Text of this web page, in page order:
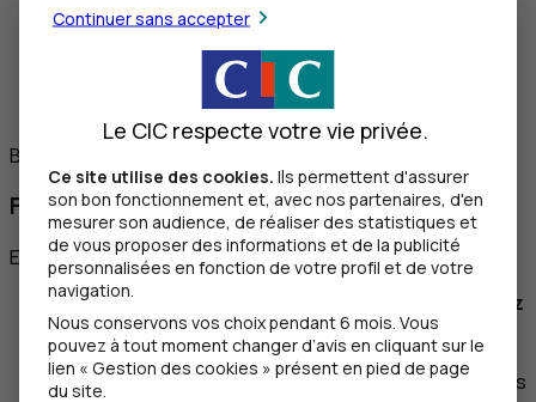
09/12/2022Alerte fraude « faux crédit immobilier »
Alerte fraude : bois de chauffage et
Alerte fraude « carte Vitale »
Bon à savoir
Fraude : ne vous laissez pas manipuler
E-mail, SMS, téléphone, réseaux sociaux...
validez uniquement les opérations que vous avez
initiées vous-même;
prenez le temps de faire des vérifications.
Contactez un conseiller, sans cliquer sur un lien dans
Continuer sans accepter
Le CIC respecte votre vie privée.
Ce site utilise des cookies. Ils permettent d'assurer
son bon fonctionnement et, avec nos partenaires, d'en
mesurer son audience, de réaliser des statistiques et
de vous proposer des informations et de la publicité
personnalisées en fonction de votre profil et de votre
navigation.
Nous conservons vos choix pendant 6 mois. Vous
pouvez à tout moment changer d’avis en cliquant sur le
lien « Gestion des cookies » présent en pied de page
du site.